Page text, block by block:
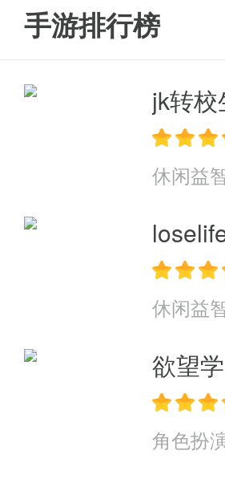
手游排行榜
jk转校
休闲益
休闲益
欲望
角色扮